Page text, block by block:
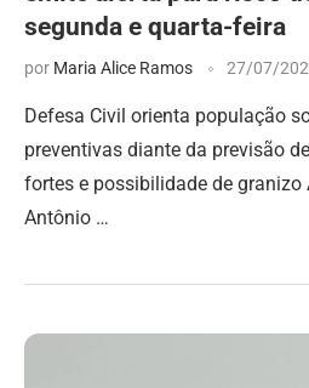
segunda e quarta-feira
por Maria Alice Ramos 27/07/
Defesa Civil orienta população
preventivas diante da previsão
fortes e possibilidade de granizo
Antônio …